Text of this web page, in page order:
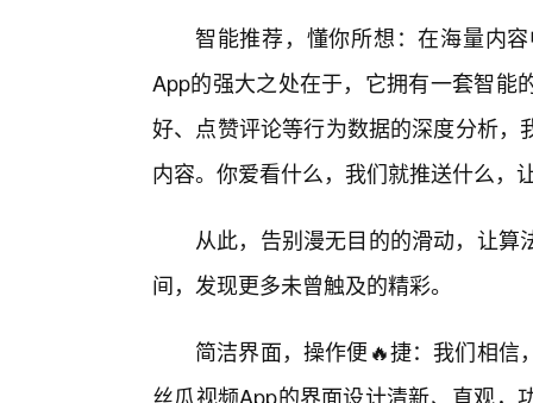
智能推荐，懂你所想：在海量内
App的强大之处在于，它拥有一套智能
好、点赞评论等行为数据的深度分析
内容。你爱看什么，我们就推送什么，
从此，告别漫无目的的滑动，让
间，发现更多未曾触及的精彩。
简洁界面，操作便🔥捷：我们相
丝瓜视频App的界面设计清新、直观，